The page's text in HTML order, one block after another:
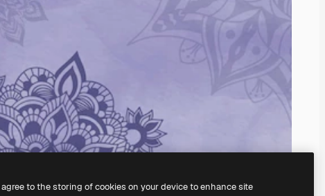
to the storing of cookies on your device to enhance site